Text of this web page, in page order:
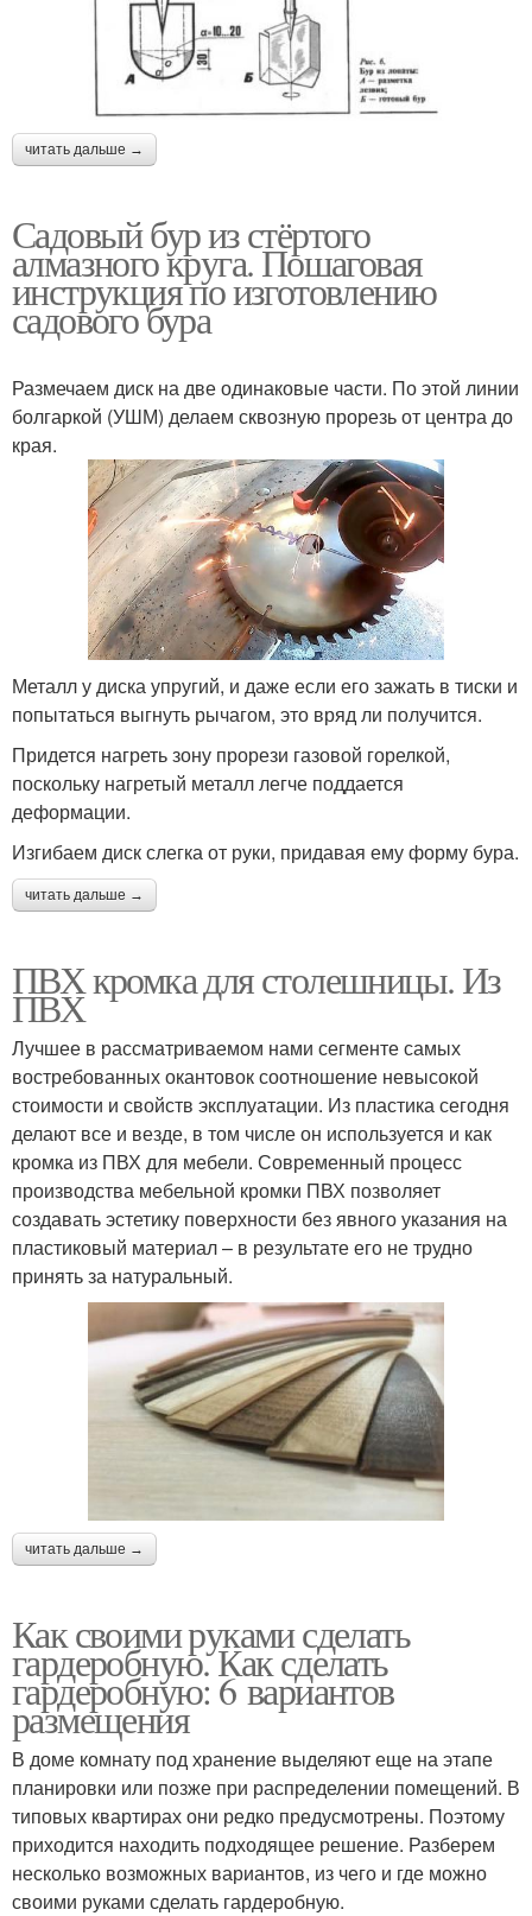
читать дальше →
Садовый бур из стёртого
алмазного круга. Пошаговая
инструкция по изготовлению
садового бура
Размечаем диск на две одинаковые части. По этой линии
болгаркой (УШМ) делаем сквозную прорезь от центра до
края.
Металл у диска упругий, и даже если его зажать в тиски и
попытаться выгнуть рычагом, это вряд ли получится.
Придется нагреть зону прорези газовой горелкой,
поскольку нагретый металл легче поддается
деформации.
Изгибаем диск слегка от руки, придавая ему форму бура.
читать дальше →
ПВХ кромка для столешницы. Из
ПВХ
Лучшее в рассматриваемом нами сегменте самых
востребованных окантовок соотношение невысокой
стоимости и свойств эксплуатации. Из пластика сегодня
делают все и везде, в том числе он используется и как
кромка из ПВХ для мебели. Современный процесс
производства мебельной кромки ПВХ позволяет
создавать эстетику поверхности без явного указания на
пластиковый материал – в результате его не трудно
принять за натуральный.
читать дальше →
Как своими руками сделать
гардеробную. Как сделать
гардеробную: 6 вариантов
размещения
В доме комнату под хранение выделяют еще на этапе
планировки или позже при распределении помещений. В
типовых квартирах они редко предусмотрены. Поэтому
приходится находить подходящее решение. Разберем
несколько возможных вариантов, из чего и где можно
своими руками сделать гардеробную.